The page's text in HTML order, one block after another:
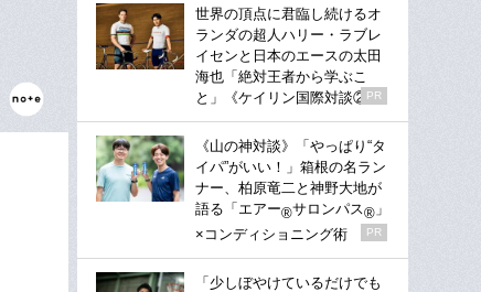
世界の頂点に君臨し続けるオ
ランダの超人ハリー・ラブレ
イセンと日本のエースの太田
海也「絶対王者から学ぶこ
と」《ケイリン国際対談②》
PR
《山の神対談》「やっぱり“タ
イパ”がいい！」箱根の名ラン
ナー、柏原竜二と神野大地が
語る「エアー®サロンパス® 」
×コンディショニング術
PR
「少しぼやけているだけでも